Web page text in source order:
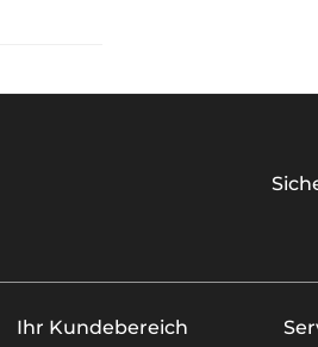
Ihr Kundebereich